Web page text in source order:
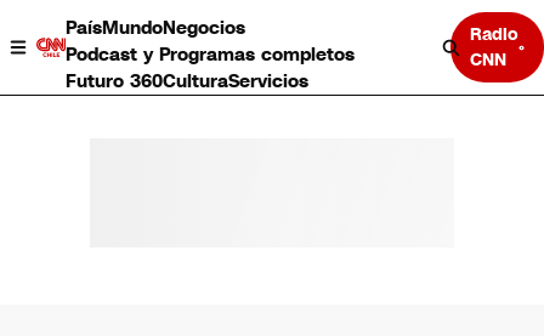
PaísMundoNegocios
Podcast y Programas completos
Futuro 360CulturaServicios
Radio
CNN